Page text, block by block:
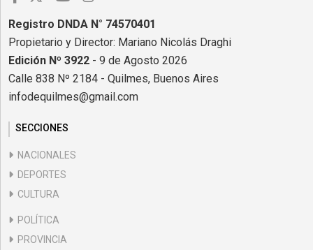
Registro DNDA N° 74570401
Propietario y Director: Mariano Nicolás Draghi
Edición Nº 3922 - 9 de Agosto 2026
Calle 838 Nº 2184 - Quilmes, Buenos Aires
infodequilmes@gmail.com
SECCIONES
NACIONALES
DEPORTES
CULTURA
POLÍTICA
PROVINCIA